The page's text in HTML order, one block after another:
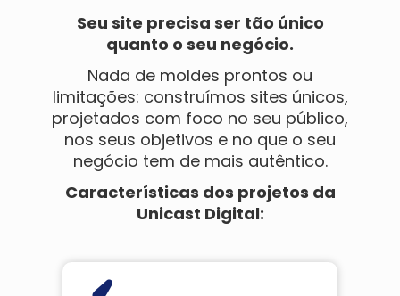
Seu site precisa ser tão único
quanto o seu negócio.
Nada de moldes prontos ou
limitações: construímos sites únicos,
projetados com foco no seu público,
nos seus objetivos e no que o seu
negócio tem de mais autêntico.
Características dos projetos da
Unicast Digital: